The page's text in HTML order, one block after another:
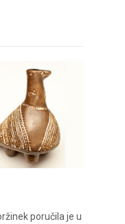
poručila je u